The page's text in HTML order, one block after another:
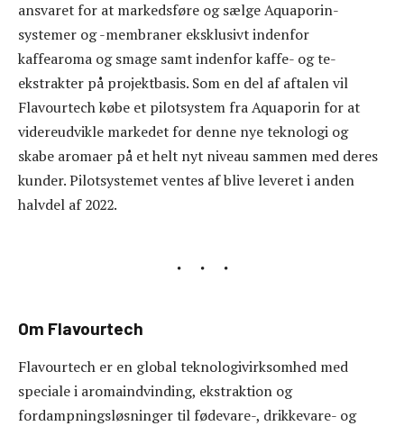
ansvaret for at markedsføre og sælge Aquaporin-
systemer og -membraner eksklusivt indenfor
kaffearoma og smage samt indenfor kaffe- og te-
ekstrakter på projektbasis. Som en del af aftalen vil
Flavourtech købe et pilotsystem fra Aquaporin for at
videreudvikle markedet for denne nye teknologi og
skabe aromaer på et helt nyt niveau sammen med deres
kunder. Pilotsystemet ventes af blive leveret i anden
halvdel af 2022.
Om Flavourtech
Flavourtech er en global teknologivirksomhed med
speciale i aromaindvinding, ekstraktion og
fordampningsløsninger til fødevare-, drikkevare- og